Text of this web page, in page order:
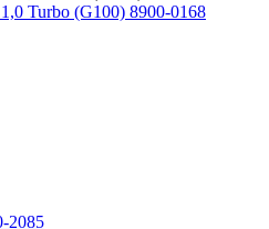
Turbo (G100) 8900-0168
2085